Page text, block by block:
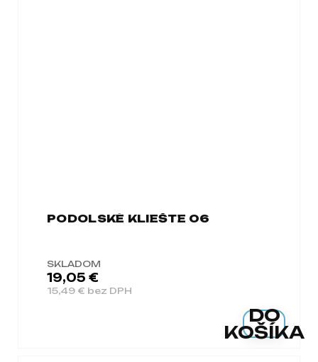
PODOLSKÉ KLIEŠTE 06
SKLADOM
15,49 € bez DPH
19,05 €
DO
KOŠÍKA